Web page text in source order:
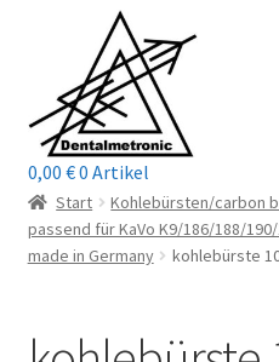
Navigation
springen
springen
Home
Shop
0,00 €0 Artikel
Start Kohlebürsten/carbon
passend für KaVo K9/186/188/
made in Germany
kohlebürste